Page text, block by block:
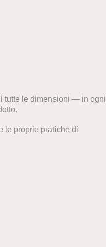
tutte le dimensioni — in ogni
le proprie pratiche di